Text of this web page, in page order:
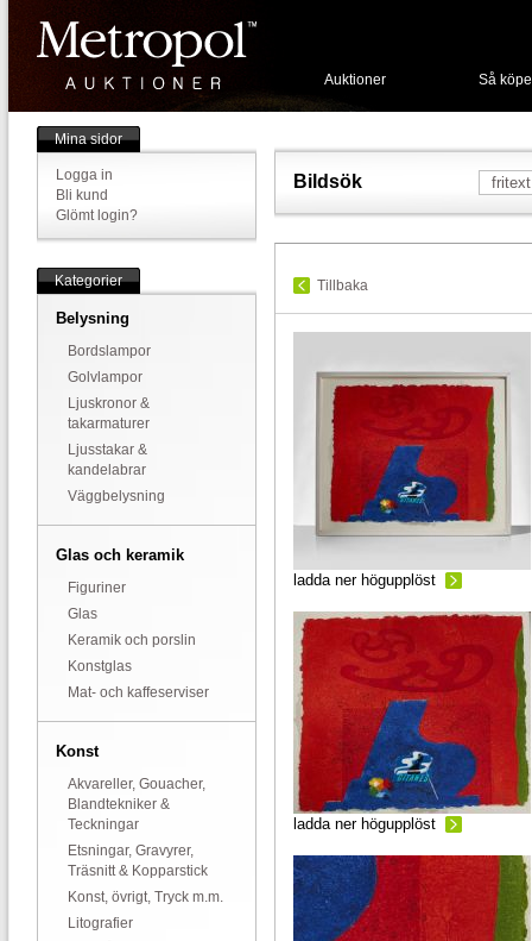
Auktioner Så
Mina sidor
Logga in
Bli kund
Glömt login?
Kategorier
Belysning
Bordslampor
Golvlampor
Ljuskronor &
takarmaturer
Ljusstakar &
kandelabrar
Väggbelysning
Glas och keramik
Figuriner
Glas
Keramik och porslin
Konstglas
Mat- och kaffeserviser
Konst
Akvareller, Gouacher,
Blandtekniker &
Teckningar
Etsningar, Gravyrer,
Träsnitt & Kopparstick
Konst, övrigt, Tryck m.m.
Litografier
Bildsök
Tillbaka
ladda ner högupplöst
ladda ner högupplöst